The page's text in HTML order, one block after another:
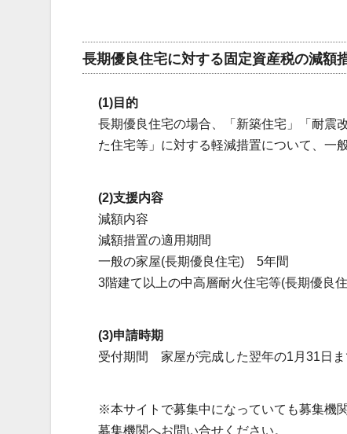
長期優良住宅に対する固定資産税の減額
(1)目的
長期優良住宅の場合、「新築住宅」「耐震
た住宅等」に対する軽減措置について、一
(2)支援内容
減額内容
減額措置の適用期間
一般の家屋(長期優良住宅) 5年間
3階建て以上の中高層耐火住宅等(長期優良
(3)申請時期
受付期間 家屋が完成した翌年の1月31日
※本サイトで募集中になっていても募集機
募集機関へお問い合せください。